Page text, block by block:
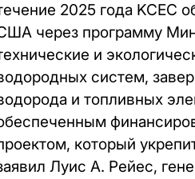
2025 года KCEC
через программу
и
систем,
и топливных
который
Луис А. Рейес,